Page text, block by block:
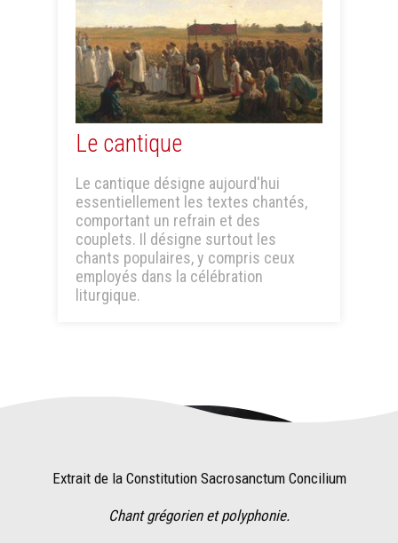
Le cantique
Le cantique désigne aujourd'hui
essentiellement les textes chantés,
comportant un refrain et des
couplets. Il désigne surtout les
chants populaires, y compris ceux
employés dans la célébration
liturgique.
Extrait de la Constitution Sacrosanctum Concilium
Chant grégorien et polyphonie.